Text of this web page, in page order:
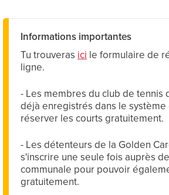
Informations importantes
Tu trouverasici le formulaire de
ligne.
- Les membres du club de tennis
déjà enregistrés dans le
réserver les courts gratuitement.
- Les détenteurs de la Golden
s'inscrire une seule fois auprès
communale pour pouvoir
gratuitement.